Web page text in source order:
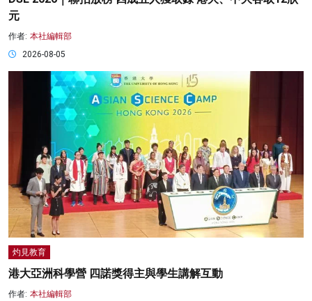
元
作者: 本社編輯部
2026-08-05
灼見教育
港大亞洲科學營 四諾獎得主與學生講解互動
作者: 本社編輯部